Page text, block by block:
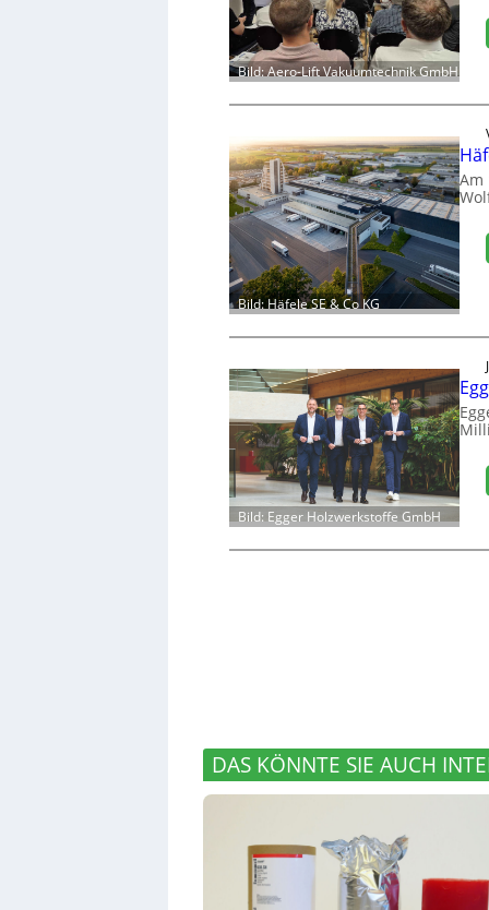
Bild: Aero-Lift Vakuumtechnik GmbH
Bild: Häfele SE & Co KG
Am
Bild: Egger Holzwerkstoffe GmbH
DAS KÖNNTE SIE AUCH